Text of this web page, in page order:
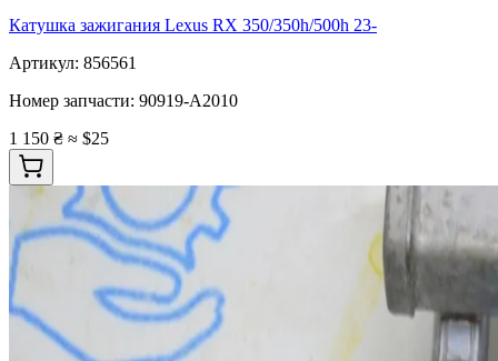
Катушка зажигания Lexus RX 350/350h/500h 23-
Артикул: 856561
Номер запчасти: 90919-A2010
1 150 ₴ ≈ $25